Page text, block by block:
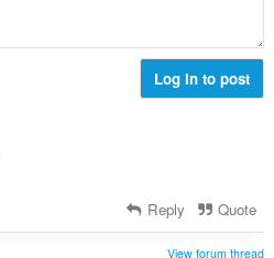
Log in to post
Reply Quote
View forum thread